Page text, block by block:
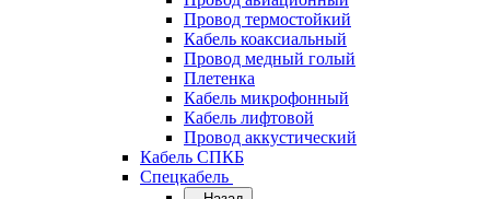
Провод термостойкий
Кабель коаксиальный
Провод медный голый
Плетенка
Кабель микрофонный
Кабель лифтовой
Провод аккустический
Кабель СПКБ
Спецкабель